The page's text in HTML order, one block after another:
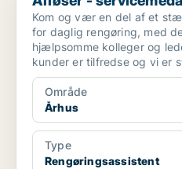
Kom og vær en del af et
for daglig rengøring, med
hjælpsomme kolleger og ledere
kunder er tilfredse og vi er
Område
Århus
Type
Rengøringsassistent